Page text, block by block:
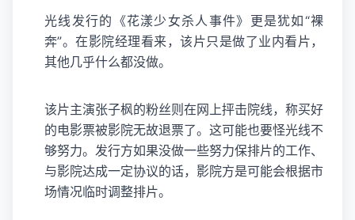
光线发行的《花漾少女杀人事件》更是犹如“裸
奔”。在影院经理看来，该片只是做了业内看片，
其他几乎什么都没做。
该片主演张子枫的粉丝则在网上抨击院线，称买好
的电影票被影院无故退票了。这可能也要怪光线不
够努力。发行方如果没做一些努力保排片的工作、
与影院达成一定协议的话，影院方是可能会根据市
场情况临时调整排片。